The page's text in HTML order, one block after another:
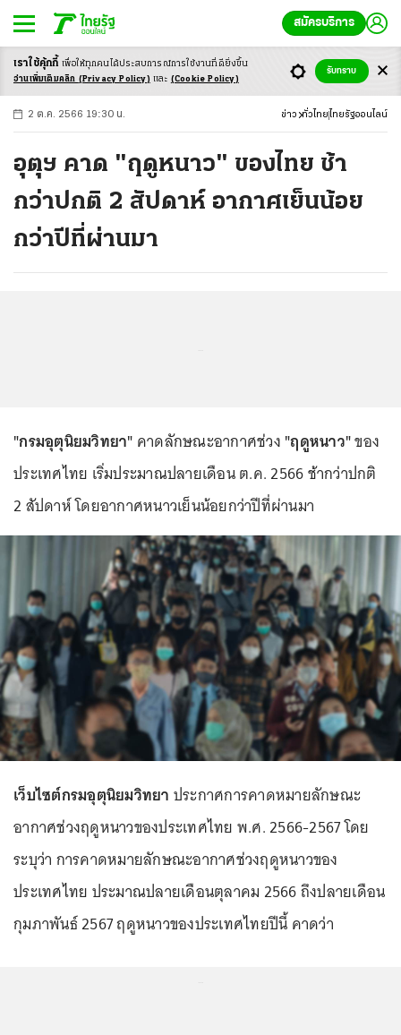
สมัครบริการ
-ก ก ก+
2 ต.ค. 2566 19:30 น. ข่าว ทั่วไทย ไทยรัฐออนไลน์
อุตุฯ คาด "ฤดูหนาว" ของไทย ช้า
กว่าปกติ 2 สัปดาห์ อากาศเย็นน้อย
กว่าปีที่ผ่านมา
"กรมอุตุนิยมวิทยา" คาดลักษณะอากาศช่วง "ฤดูหนาว"ของ
ประเทศไทย เริ่มประมาณปลายเดือน ต.ค. 2566 ช้ากว่าปกติ
2 สัปดาห์ โดยอากาศหนาวเย็นน้อยกว่าปีที่ผ่านมา
เว็บไซต์กรมอุตุนิยมวิทยา ประกาศการคาดหมายลักษณะ
อากาศช่วงฤดูหนาวของประเทศไทย พ.ศ. 2566-2567 โดย
ระบุว่า การคาดหมายลักษณะอากาศช่วงฤดูหนาวของ
ประเทศไทย ประมาณปลายเดือนตุลาคม 2566 ถึงปลายเดือน
กุมภาพันธ์ 2567 ฤดูหนาวของประเทศไทยปีนี้ คาดว่า
เราใช้คุ้กกี้ เพื่อให้ทุกคนได้ประสบการณ์การใช้งานที่ดียิ่งขึ้น
อ่านเพิ่มเติมคลิก (Privacy Policy) และ (Cookie Policy)
รับทราบ